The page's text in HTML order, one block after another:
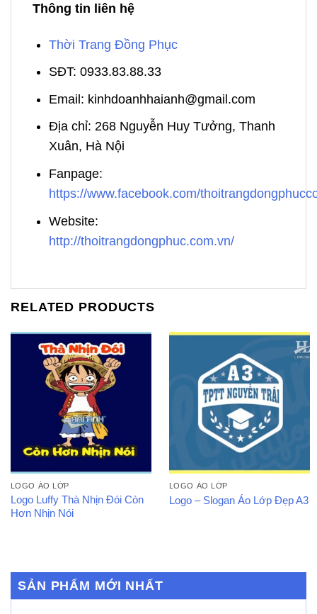
Thông tin liên hệ
Thời Trang Đồng Phục
SĐT: 0933.83.88.33
Email: kinhdoanhhaianh@gmail.com
Địa chỉ: 268 Nguyễn Huy Tưởng, Thanh
Xuân, Hà Nội
Fanpage:
https://www.facebook.com/
Website:
http://thoitrangdongphuc.com.vn/
RELATED PRODUCTS
LOGO ÁO LỚP
Logo Luffy Thà Nhịn Đói Còn
Hơn Nhịn Nói
LOGO ÁO LỚP
Logo – Slogan Áo Lớp Đẹp A3
SẢN PHẨM MỚI NHẤT